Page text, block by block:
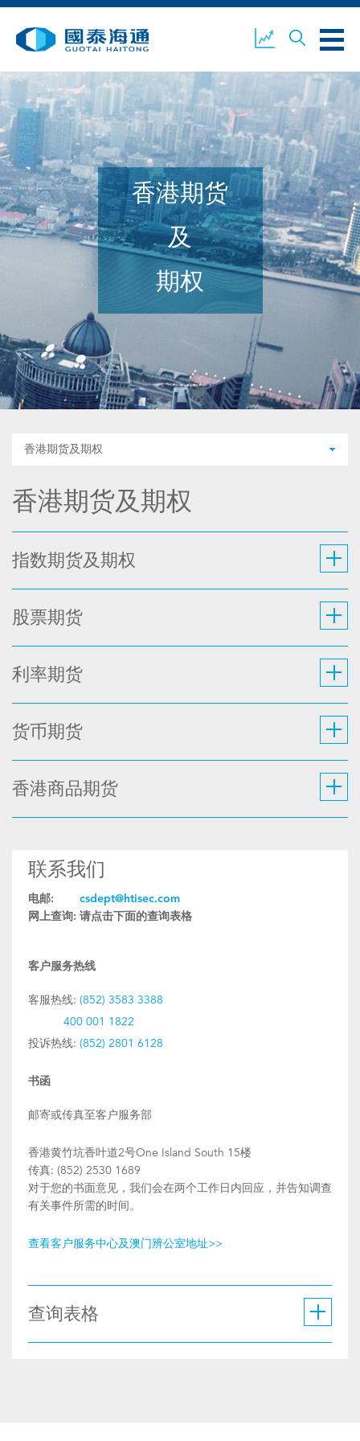
业务概览 公司新闻
环境、社会及企业管治 国泰海通证券 联络我们
香港期货
及
期权
香港期货及期权
香港期货及期权
指数期货及期权
股票期货
利率期货
货币期货
香港商品期货
联系我们
电邮:
csdept@htisec.com
网上查询: 请点击下面的查询表格
客户服务热线
客服热线: (852) 3583 3388
400 001 1822
投诉热线: (852) 2801 6128
书函
邮寄或传真至客户服务部
香港黄竹坑香叶道2号One Island South 15楼
传真: (852) 2530 1689
对于您的书面意见，我们会在两个工作日内回应，并告知调查
有关事件所需的时间。
查看客户服务中心及澳门辨公室地址>>
查询表格